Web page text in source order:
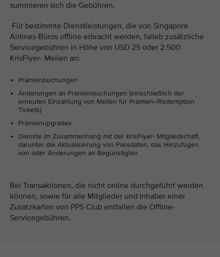
summieren sich die Gebühren.
Für bestimmte Dienstleistungen, die von Singapore
Airlines-Büros offline erbracht werden, falleb zusätzliche
Servicegebühren in Höhe von USD 25 oder 2.500
KrisFlyer- Meilen an:
Prämienbuchungen
Änderungen an Prämienbuchungen (einschließlich der
erneuten Einzahlung von Meilen für Prämien-/Redemption
Tickets)
Prämienupgrades
Dienste im Zusammenhang mit der KrisFlyer- Mitgliedschaft,
darunter die Aktualisierung von Passdaten, das Hinzufügen
von oder Änderungen an Begünstigten
Bei Transaktionen, die nicht online durchgeführt werden
können, sowie für alle Mitglieder und Inhaber einer
Zusatzkarten von PPS Club entfallen die Offline-
Servicegebühren.